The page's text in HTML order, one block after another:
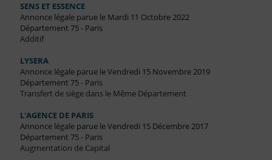
SENS ET ESSENCE
Annonce légale parue le Mardi 11 Octobre 2022
Département 75 - Paris
Additif
LYSERA
Annonce légale parue le Vendredi 15 Novembre 2019
Département 75 - Paris
Transfert de siège dans le Même Département
L'AGENCE DE PARIS
Annonce légale parue le Vendredi 15 Décembre 2017
Département 75 - Paris
Augmentation de Capital